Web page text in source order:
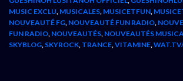
MUSIC EXCLU MUSICALES MUSICETFUN
NOUVEAUTÉ FG NOUVEAUTÉ FUN RADIO
FUN RADIO NOUVEAUTÉS NOUVEAUTÉS
SKYBLOG SKYROCK TRANCE VITAMINE